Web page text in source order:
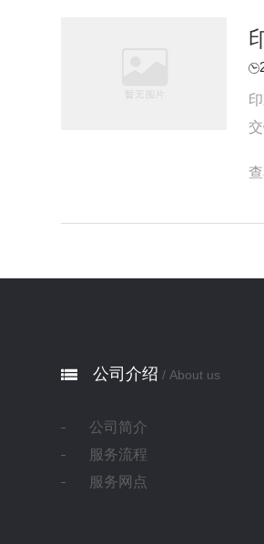
公司介绍 / About us
公司简介
服务流程
服务网点